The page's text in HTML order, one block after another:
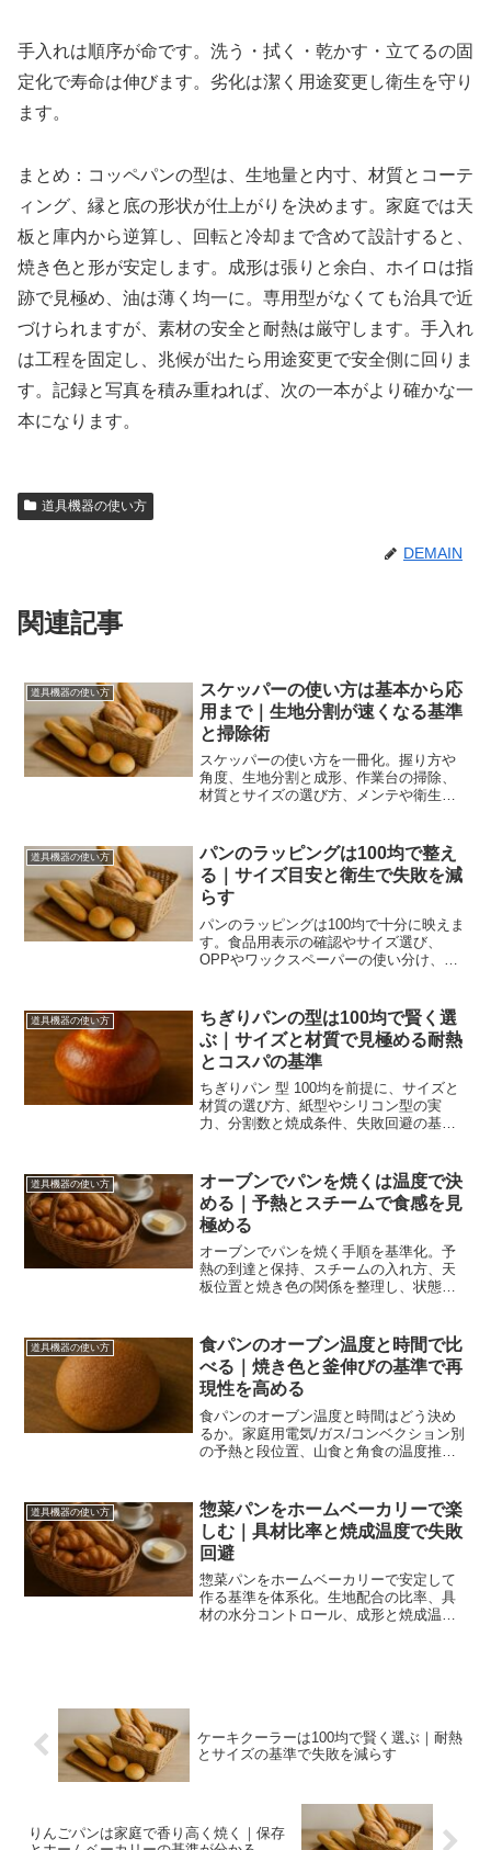
手入れは順序が命です。洗う・拭く・乾かす・立てるの固
定化で寿命は伸びます。劣化は潔く用途変更し衛生を守り
ます。
まとめ：コッペパンの型は、生地量と内寸、材質とコーテ
ィング、縁と底の形状が仕上がりを決めます。家庭では天
板と庫内から逆算し、回転と冷却まで含めて設計すると、
焼き色と形が安定します。成形は張りと余白、ホイロは指
跡で見極め、油は薄く均一に。専用型がなくても治具で近
づけられますが、素材の安全と耐熱は厳守します。手入れ
は工程を固定し、兆候が出たら用途変更で安全側に回りま
す。記録と写真を積み重ねれば、次の一本がより確かな一
本になります。
道具機器の使い方
DEMAIN
関連記事
道具機器の使い方
スケッパーの使い方は基本から応
用まで｜生地分割が速くなる基準
と掃除術
スケッパーの使い方を一冊化。握り方や
角度、生地分割と成形、作業台の掃除、
材質とサイズの選び方、メンテや衛生ま
道具機器の使い方
パンのラッピングは100均で整え
る｜サイズ目安と衛生で失敗を減
らす
パンのラッピングは100均で十分に映えま
す。食品用表示の確認やサイズ選び、
OPPやワックスペーパーの使い分け、湿
道具機器の使い方
ちぎりパンの型は100均で賢く選
ぶ｜サイズと材質で見極める耐熱
とコスパの基準
ちぎりパン 型 100均を前提に、サイズと
材質の選び方、紙型やシリコン型の実
力、分割数と焼成条件、失敗回避の基準
道具機器の使い方
オーブンでパンを焼くは温度で決
める｜予熱とスチームで食感を見
極める
オーブンでパンを焼く手順を基準化。予
熱の到達と保持、スチームの入れ方、天
板位置と焼き色の関係を整理し、状態判
道具機器の使い方
食パンのオーブン温度と時間で比
べる｜焼き色と釜伸びの基準で再
現性を高める
食パンのオーブン温度と時間はどう決め
るか。家庭用電気/ガス/コンベクション別
の予熱と段位置、山食と角食の温度推
道具機器の使い方
惣菜パンをホームベーカリーで楽
しむ｜具材比率と焼成温度で失敗
回避
惣菜パンをホームベーカリーで安定して
作る基準を体系化。生地配合の比率、具
材の水分コントロール、成形と焼成温
ケーキクーラーは100均で賢く選ぶ｜耐熱
とサイズの基準で失敗を減らす
りんごパンは家庭で香り高く焼く｜保存